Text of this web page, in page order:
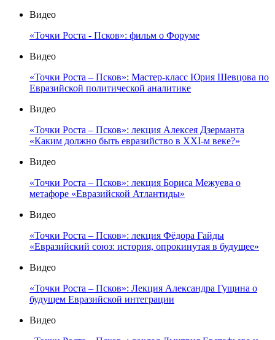
Видео
«Точки Роста - Псков»: фильм о Форуме
Видео
«Точки Роста – Псков»: Мастер-класс Юрия Шевцова по
Евразийской политической аналитике
Видео
«Точки Роста – Псков»: лекция Алексея Дзерманта
«Каким должно быть евразийство в XXI-м веке?»
Видео
«Точки Роста – Псков»: лекция Бориса Межуева о
метафоре «Евразийской Атлантиды»
Видео
«Точки Роста – Псков»: лекция Фёдора Гайды
«Евразийский союз: история, опрокинутая в будущее»
Видео
«Точки Роста – Псков»: Лекция Александра Гущина о
будущем Евразийской интеграции
Видео